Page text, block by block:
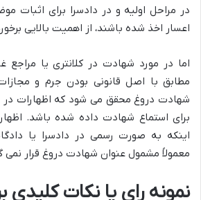
در مراحل اولیه و در دادسرا برای اثبات
اعسار اخذ شده باشند، از اهمیت بالایی
اما در مورد شهادت در کلانتری یا مراجع
مطابق با اصل قانونی بودن جرم و
شهادت دروغ محقق می شود که اظهارات
برای استماع شهادت داده شده باشد.
اینکه به صورت رسمی در دادسرا یا
معمولاً مشمول عنوان شهادت دروغ قرار نمی
نمونه رای یا نکات کلیدی